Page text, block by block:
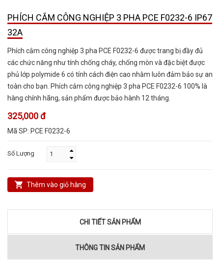
PHÍCH CẮM CÔNG NGHIỆP 3 PHA PCE F0232-6 IP67
32A
Phích cắm công nghiệp 3 pha PCE F0232-6 được trang bị đầy đủ
các chức năng như tính chống cháy, chống mòn và đặc biệt được
phủ lớp polymide 6 có tính cách điện cao nhằm luôn đảm bảo sự an
toàn cho bạn. Phích cắm công nghiệp 3 pha PCE F0232-6 100% là
hàng chính hãng, sản phẩm được bảo hành 12 tháng.
325,000 đ
Mã SP: PCE F0232-6
Số Lượng
Thêm vào giỏ hàng
CHI TIẾT SẢN PHẨM
THÔNG TIN SẢN PHẨM